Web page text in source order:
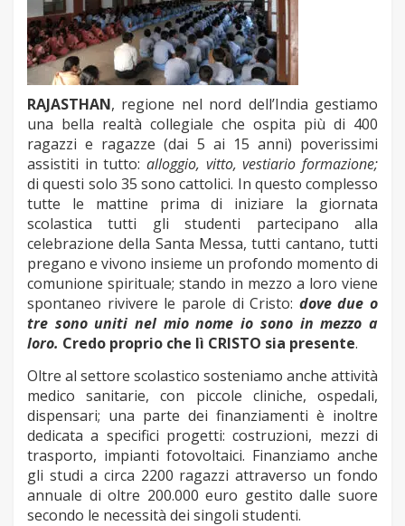
RAJASTHAN, regione nel nord dell’India gestiamo
una bella realtà collegiale che ospita più di 400
ragazzi e ragazze (dai 5 ai 15 anni) poverissimi
assistiti in tutto: alloggio, vitto, vestiario formazione;
di questi solo 35 sono cattolici. In questo complesso
tutte le mattine prima di iniziare la giornata
scolastica tutti gli studenti partecipano alla
celebrazione della Santa Messa, tutti cantano, tutti
pregano e vivono insieme un profondo momento di
comunione spirituale; stando in mezzo a loro viene
spontaneo rivivere le parole di Cristo: dove due o
tre sono uniti nel mio nome io sono in mezzo a
loro. Credo proprio che lì CRISTO sia presente.
Oltre al settore scolastico sosteniamo anche attività
medico sanitarie, con piccole cliniche, ospedali,
dispensari; una parte dei finanziamenti è inoltre
dedicata a specifici progetti: costruzioni, mezzi di
trasporto, impianti fotovoltaici. Finanziamo anche
gli studi a circa 2200 ragazzi attraverso un fondo
annuale di oltre 200.000 euro gestito dalle suore
secondo le necessità dei singoli studenti.